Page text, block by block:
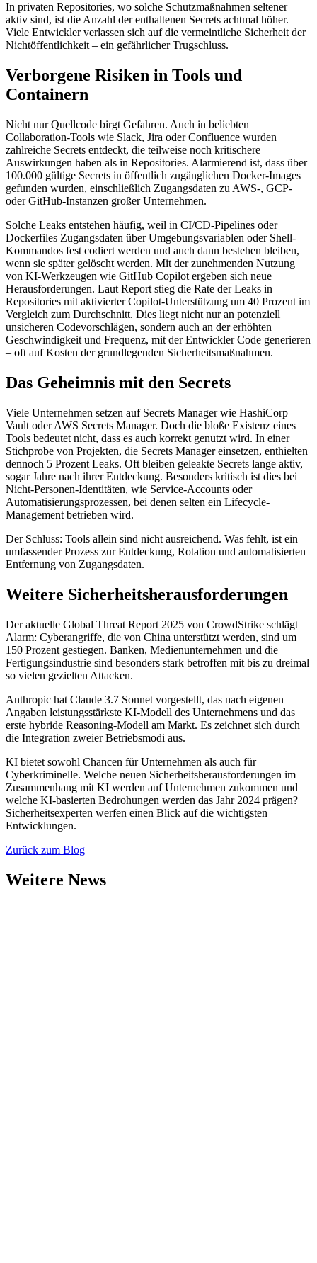
In privaten Repositories, wo solche Schutzmaßnahmen seltener
aktiv sind, ist die Anzahl der enthaltenen Secrets achtmal höher.
Viele Entwickler verlassen sich auf die vermeintliche Sicherheit der
Nichtöffentlichkeit – ein gefährlicher Trugschluss.
Verborgene Risiken in Tools und
Containern
Nicht nur Quellcode birgt Gefahren. Auch in beliebten
Collaboration-Tools wie Slack, Jira oder Confluence wurden
zahlreiche Secrets entdeckt, die teilweise noch kritischere
Auswirkungen haben als in Repositories. Alarmierend ist, dass über
100.000 gültige Secrets in öffentlich zugänglichen Docker-Images
gefunden wurden, einschließlich Zugangsdaten zu AWS-, GCP-
oder GitHub-Instanzen großer Unternehmen.
Solche Leaks entstehen häufig, weil in CI/CD-Pipelines oder
Dockerfiles Zugangsdaten über Umgebungsvariablen oder Shell-
Kommandos fest codiert werden und auch dann bestehen bleiben,
wenn sie später gelöscht werden. Mit der zunehmenden Nutzung
von KI-Werkzeugen wie GitHub Copilot ergeben sich neue
Herausforderungen. Laut Report stieg die Rate der Leaks in
Repositories mit aktivierter Copilot-Unterstützung um 40 Prozent im
Vergleich zum Durchschnitt. Dies liegt nicht nur an potenziell
unsicheren Codevorschlägen, sondern auch an der erhöhten
Geschwindigkeit und Frequenz, mit der Entwickler Code generieren
– oft auf Kosten der grundlegenden Sicherheitsmaßnahmen.
Das Geheimnis mit den Secrets
Viele Unternehmen setzen auf Secrets Manager wie HashiCorp
Vault oder AWS Secrets Manager. Doch die bloße Existenz eines
Tools bedeutet nicht, dass es auch korrekt genutzt wird. In einer
Stichprobe von Projekten, die Secrets Manager einsetzen, enthielten
dennoch 5 Prozent Leaks. Oft bleiben geleakte Secrets lange aktiv,
sogar Jahre nach ihrer Entdeckung. Besonders kritisch ist dies bei
Nicht-Personen-Identitäten, wie Service-Accounts oder
Automatisierungsprozessen, bei denen selten ein Lifecycle-
Management betrieben wird.
Der Schluss: Tools allein sind nicht ausreichend. Was fehlt, ist ein
umfassender Prozess zur Entdeckung, Rotation und automatisierten
Entfernung von Zugangsdaten.
Weitere Sicherheitsherausforderungen
Der aktuelle Global Threat Report 2025 von CrowdStrike schlägt
Alarm: Cyberangriffe, die von China unterstützt werden, sind um
150 Prozent gestiegen. Banken, Medienunternehmen und die
Fertigungsindustrie sind besonders stark betroffen mit bis zu dreimal
so vielen gezielten Attacken.
Anthropic hat Claude 3.7 Sonnet vorgestellt, das nach eigenen
Angaben leistungsstärkste KI-Modell des Unternehmens und das
erste hybride Reasoning-Modell am Markt. Es zeichnet sich durch
die Integration zweier Betriebsmodi aus.
KI bietet sowohl Chancen für Unternehmen als auch für
Cyberkriminelle. Welche neuen Sicherheitsherausforderungen im
Zusammenhang mit KI werden auf Unternehmen zukommen und
welche KI-basierten Bedrohungen werden das Jahr 2024 prägen?
Sicherheitsexperten werfen einen Blick auf die wichtigsten
Entwicklungen.
Zurück zum Blog
Weitere News